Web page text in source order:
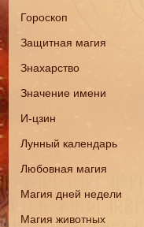
Гороскоп
Защитная магия
Знахарство
Значение имени
И-цзин
Лунный календарь
Любовная магия
Магия дней недели
Магия животных